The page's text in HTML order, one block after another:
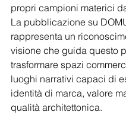
propri campioni materici
La pubblicazione su
rappresenta un
visione che guida questo
trasformare spazi
luoghi narrativi capaci di
identità di marca, valore
qualità architettonica.